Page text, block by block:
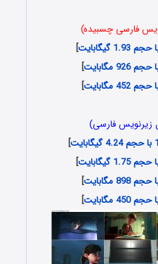
فارسی چسبیده)
]
]
]
زیرنویس فارسی)
]
]
]
]